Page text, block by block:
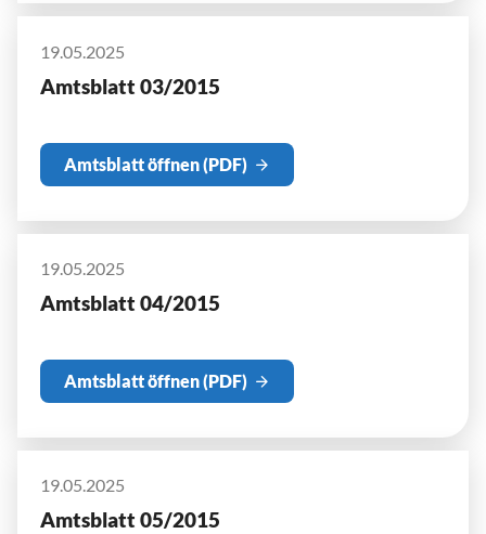
19.05.2025
Amtsblatt 03/2015
Amtsblatt öffnen (PDF)
19.05.2025
Amtsblatt 04/2015
Amtsblatt öffnen (PDF)
19.05.2025
Amtsblatt 05/2015